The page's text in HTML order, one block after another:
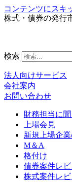
コンテンツにスキ
株式・債券の発行
検索
法人向けサービス
会社案内
お問い合わせ
財務担当に聞
上場会見
新規上場企業
M＆A
格付け
債券案件レ
株式案件レ